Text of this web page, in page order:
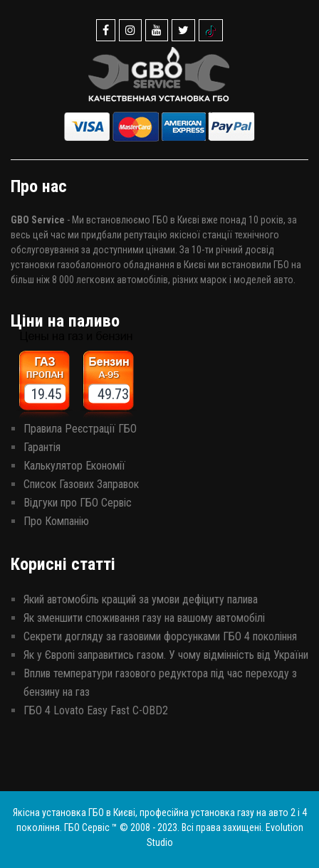
Про нас
GBO Service - Ми встановлюємо ГБО в Києві вже понад 10 років, за
весь цей час ми придбали репутацію якісної станції технічного
обслуговування за доступними цінами. За 10-ти річний досвід
установки газобалонного обладнання в Києві ми встановили ГБО на
більш ніж 8 000 легкових автомобілів, різних марок і моделей авто.
Ціни на паливо
19.45 49.73
Правила Реєстрації ГБО
Гарантія
Калькулятор Економії
Список Газових Заправок
Відгуки про ГБО Сервіс
Про Компанію
Корисні статті
Який автомобіль кращий за умови дефіциту палива
Як зменшити споживання газу на вашому автомобілі
Секрети догляду за газовими форсунками ГБО 4 покоління
Як у Європі заправитись газом. У чому відмінність від України
Вплив температури газового редуктора під час переходу з
бензину на газ
ГБО 4 Lovato Easy Fast C-OBD2
Якісна установка ГБО в Києві, професійна установка газу на авто 2 і 4
покоління. ГБО Сервіс ™ © 2008 - 2023. Всі права захищені. Evolution
Studio